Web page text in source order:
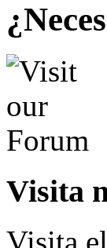
Visita
Visita